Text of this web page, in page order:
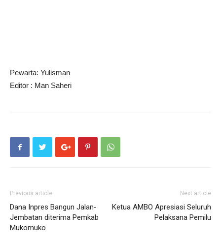
Pewarta: Yulisman
Editor : Man Saheri
Previous article
Dana Inpres Bangun Jalan-
Jembatan diterima Pemkab
Mukomuko
Next article
Ketua AMBO Apresiasi Seluruh
Pelaksana Pemilu